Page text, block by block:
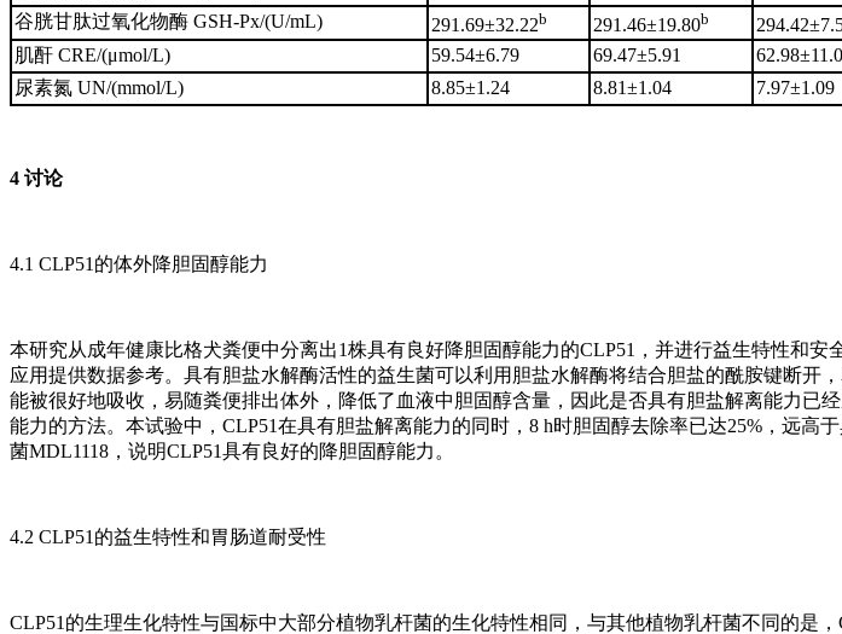
谷胱甘肽过氧化物酶 GSH-Px/(U/mL)
291.69±32.22b 291.46±19.80b
肌酐 CRE/(μmol/L)
59.54±6.79 69.47±5.91
尿素氮 UN/(mmol/L)
8.85±1.24 8.81±1.04 7.97±1.09
4 讨论
4.1 CLP51的体外降胆固醇能力
本研究从成年健康比格犬粪便中分离出1株具有良好降胆固醇能力的CLP51，并进行益生特性和安
应用提供数据参考。具有胆盐水解酶活性的益生菌可以利用胆盐水解酶将结合胆盐的酰胺键断开
能被很好地吸收，易随粪便排出体外，降低了血液中胆固醇含量，因此是否具有胆盐解离能力已
能力的方法。本试验中，CLP51在具有胆盐解离能力的同时，8 h时胆固醇去除率已达25%，远高
菌MDL1118，说明CLP51具有良好的降胆固醇能力。
4.2 CLP51的益生特性和胃肠道耐受性
CLP51的生理生化特性与国标中大部分植物乳杆菌的生化特性相同，与其他植物乳杆菌不同的是